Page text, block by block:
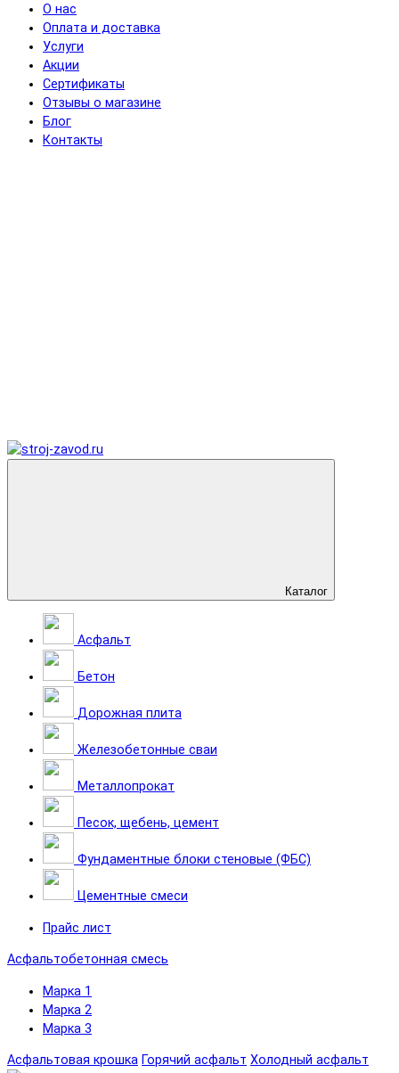
О нас
Оплата и доставка
Услуги
Акции
Сертификаты
Отзывы о магазине
Блог
Контакты
Каталог
Асфальт
Бетон
Дорожная плита
Железобетонные сваи
Металлопрокат
Песок, щебень, цемент
Фундаментные блоки стеновые (ФБС)
Цементные смеси
Прайс лист
Асфальтобетонная смесь
Марка 1
Марка 2
Марка 3
Асфальтовая крошка Горячий асфальт Холодный асфальт